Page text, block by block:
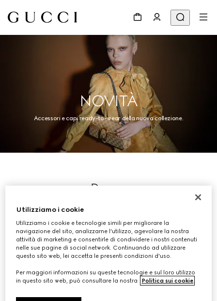
NOVITÀ
Accessori e capi ready-to-wear della nuova collezione.
Donna
ACQUISTA
Uomo
Utilizziamo i cookie
Utilizziamo i cookie e tecnologie simili per migliorare la
navigazione del sito, analizzarne l'utilizzo, agevolare la nostra
attività di marketing e consentirle di condividere i nostri contenuti
nelle sue pagine di social network. Continuando ad utilizzare
questo sito web, lei accetta le presenti condizioni d'uso.
Per maggiori informazioni su queste tecnologie e sul loro utilizzo
in questo sito web, può consultare la nostra
Politica sui cookie